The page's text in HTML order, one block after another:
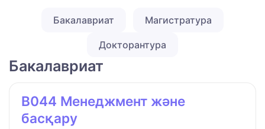
Бакалавриат Магистратура
Докторантура
Бакалавриат
B044 Менеджмент және
басқару